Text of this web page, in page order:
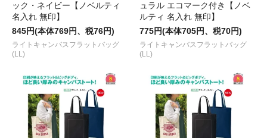
ック・ネイビー【ノベルティ
名入れ 無印】
845円(本体769円、税76円)
ライトキャンバスフラットバッグ
(LL)
ュラル エコマーク付き【ノベ
ルティ 名入れ 無印】
775円(本体705円、税70円)
ライトキャンバスフラットバッグ
(LL)